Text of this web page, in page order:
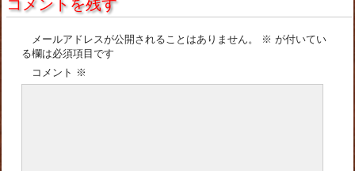
コメントを残す
メールアドレスが公開されることはありません。 ※ が付いてい
る欄は必須項目です
コメント ※